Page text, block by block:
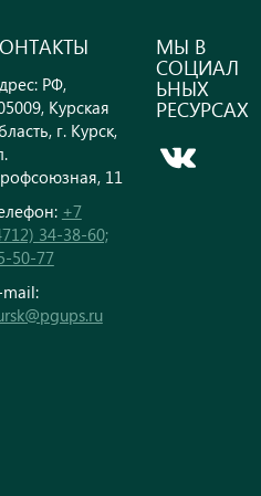
РФ,
Курская
г. Курск,
11
+7
34-38-60;
50-77
mail:
МЫ В
СОЦИАЛ
ЬНЫХ
РЕСУРСАХ